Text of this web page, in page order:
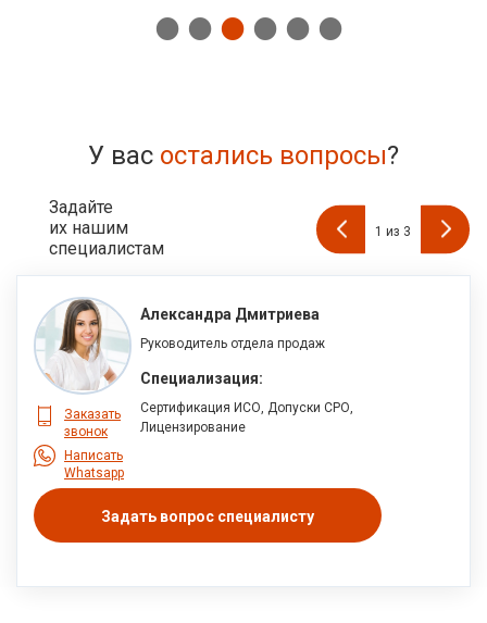
У вас остались вопросы?
Задайте
их нашим
специалистам
Александра Дмитриева
Руководитель отдела продаж
Специализация:
Сертификация ИСО, Допуски СРО,
Лицензирование
Заказать
звонок
Написать
Whatsapp
Задать вопрос специалисту
1 из 3